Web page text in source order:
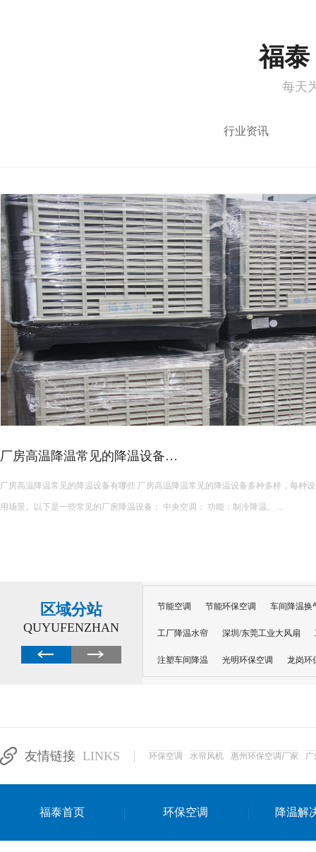
福泰
每天
行业资讯
皮革车间降温措施有哪些？
皮革车间使用蒸发冷空调的降温措施及相关要点如下： 设备选型 根据面积：如果车间面积较小，如 200 平方
米以下，可选择单台小型蒸发冷空调。若车间面积较大，如 1000 平方米以上，可能
区域分站
QUYUFENZHAN
节能空调 节能环保空调 车间降温换
工厂降温水帘 深圳/东莞工业大风扇
注塑车间降温 光明环保空调 龙岗环
达州工业省电安装
友情链接 LINKS 环保空调 水帘风机 惠州环保空调厂家 广
福泰首页 环保空调 降温解